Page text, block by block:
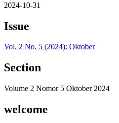
2024-10-31
Issue
Vol. 2 No. 5 (2024): Oktober
Section
Volume 2 Nomor 5 Oktober 2024
welcome